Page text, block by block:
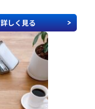
詳しく見る